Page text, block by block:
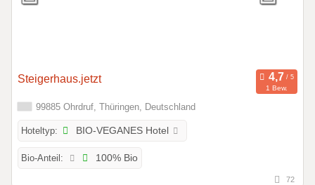
Steigerhaus.jetzt
1 Bew.
99885 Ohrdruf, Thüringen, Deutschland
Hoteltyp: BIO-VEGANES Hotel
Bio-Anteil: 100% Bio
72